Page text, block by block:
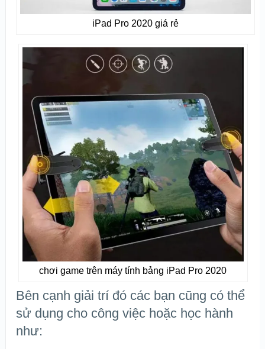
iPad Pro 2020 giá rẻ
chơi game trên máy tính bảng iPad Pro 2020
Bên cạnh giải trí đó các bạn cũng có thể
sử dụng cho công việc hoặc học hành
như: